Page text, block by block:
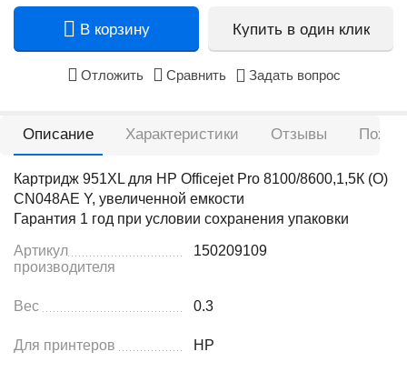
В корзину Купить в один клик
Отложить Сравнить Задать вопрос
Описание Характеристики Отзывы
Картридж 951XL для HP Officejet Pro 8100/8600,1,5К (O)
CN048AE Y, увеличенной емкости
Гарантия 1 год при условии сохранения упаковки
Артикул
производителя
150209109
Вес 0.3
Для принтеров HP